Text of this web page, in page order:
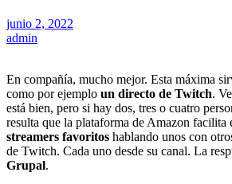
junio 2, 2022
admin
En compañía, mucho mejor. Esta máxima
como por ejemplo un directo de Twitch.
está bien, pero si hay dos, tres o cuatro
resulta que la plataforma de Amazon facilita
streamers favoritos hablando unos con
de Twitch. Cada uno desde su canal. La
Grupal.